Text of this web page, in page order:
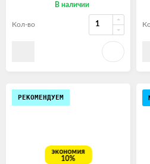
В наличии
Кол-во
РЕКОМЕНДУЕМ
экономия
10%